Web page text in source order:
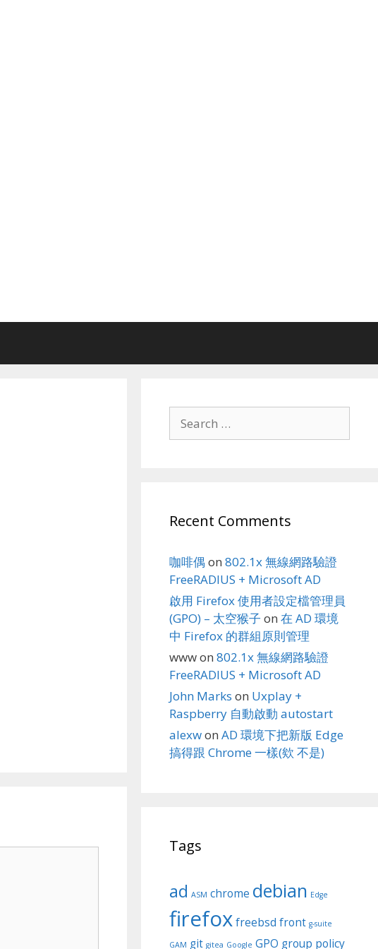
for:
Recent Comments
咖啡偶 on 802.1x 無線網路驗證
FreeRADIUS + Microsoft AD
啟用 Firefox 使用者設定檔管理員
(GPO) – 太空猴子 on 在 AD 環境
中 Firefox 的群組原則管理
wwwon 802.1x 無線網路驗證
FreeRADIUS + Microsoft AD
John Marks on Uxplay +
Raspberry 自動啟動 autostart
alexwon AD 環境下把新版 Edge
搞得跟 Chrome 一樣(欸 不是)
Tags
ad ASM chrome debian Edge
firefoxfreebsd front g-suite
GAM git gitea Google GPO group policy